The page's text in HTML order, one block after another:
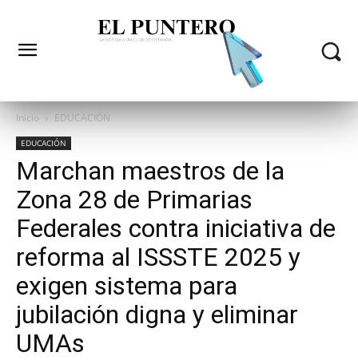
Inicio EDUCACIÓN
EDUCACIÓN
Marchan maestros de la
Zona 28 de Primarias
Federales contra iniciativa de
reforma al ISSSTE 2025 y
exigen sistema para
jubilación digna y eliminar
UMAs